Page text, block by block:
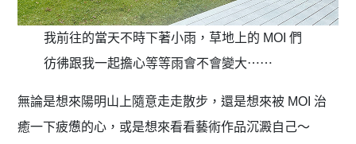
我前往的當天不時下著小雨，草地上的 MOI 們
彷彿跟我一起擔心等等雨會不會變大⋯⋯
無論是想來陽明山上隨意走走散步，還是想來被 MOI 治
癒一下疲憊的心，或是想來看看藝術作品沉澱自己～